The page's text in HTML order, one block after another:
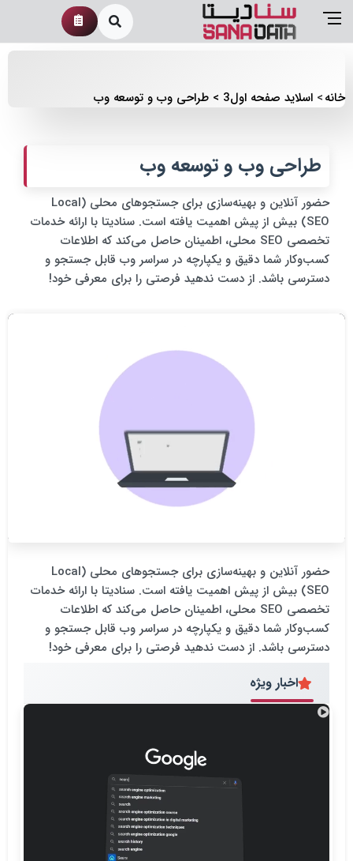
خانه اسلاید صفحه اول3 طراحی وب و توسعه وب
طراحی وب و توسعه وب
حضور آنلاین و بهینه‌سازی برای جستجوهای محلی (Local
SEO) بیش از پیش اهمیت یافته است. سنادیتا با ارائه خدمات
تخصصی SEO محلی، اطمینان حاصل می‌کند که اطلاعات
کسب‌وکار شما دقیق و یکپارچه در سراسر وب قابل جستجو و
دسترسی باشد. از دست ندهید فرصتی را برای معرفی خود!
مرورگر شما از پخش ویدئو پشتیبانی نمی‌کند.
حضور آنلاین و بهینه‌سازی برای جستجوهای محلی (Local
SEO) بیش از پیش اهمیت یافته است. سنادیتا با ارائه خدمات
تخصصی SEO محلی، اطمینان حاصل می‌کند که اطلاعات
کسب‌وکار شما دقیق و یکپارچه در سراسر وب قابل جستجو و
دسترسی باشد. از دست ندهید فرصتی را برای معرفی خود!
اخبار ویژه